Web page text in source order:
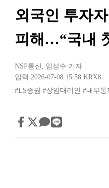
외국인 투자
피해…“국내
NSP통신 , 임성수 기자
입력 2026-07-08 15:58 KRX8
#LS증권 #상임대리인 #내부통